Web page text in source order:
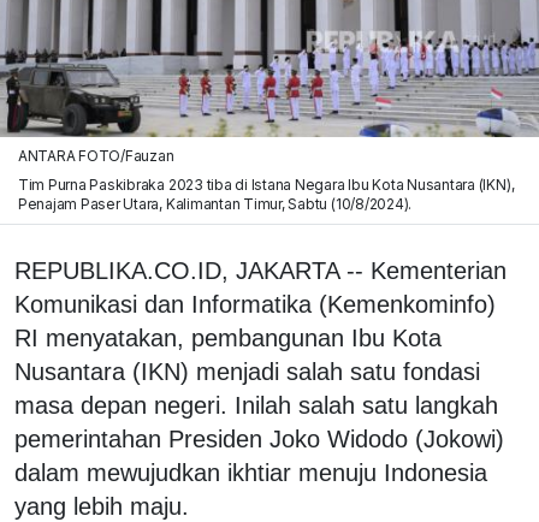
ANTARA FOTO/Fauzan
Tim Purna Paskibraka 2023 tiba di Istana Negara Ibu Kota Nusantara (IKN),
Penajam Paser Utara, Kalimantan Timur, Sabtu (10/8/2024).
REPUBLIKA.CO.ID, JAKARTA -- Kementerian
Komunikasi dan Informatika (Kemenkominfo)
RI menyatakan, pembangunan Ibu Kota
Nusantara (IKN) menjadi salah satu fondasi
masa depan negeri. Inilah salah satu langkah
pemerintahan Presiden Joko Widodo (Jokowi)
dalam mewujudkan ikhtiar menuju Indonesia
yang lebih maju.